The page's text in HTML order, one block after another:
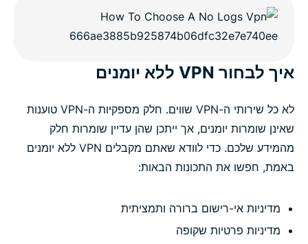
איך לבחור VPN ללא יומנים
לא כל שירותי ה-VPN שווים. חלק מספקיות ה-VPN טוענות
שאינן שומרות יומנים, אך ייתכן שהן עדיין שומרות חלק
מהמידע שלכם. כדי לוודא שאתם מקבלים VPN ללא יומנים
באמת, חפשו את התכונות הבאות:
מדיניות אי-רישום ברורה ותמציתית
מדיניות פרטיות שקופה